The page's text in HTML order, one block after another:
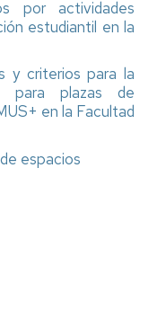
por actividades
estudiantil en la
y criterios para la
para plazas de
en la Facultad
espacios